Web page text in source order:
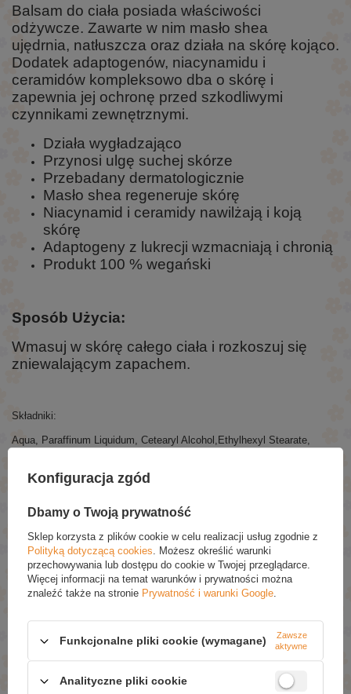
Balsam do ciała posiada właściwości
odżywcze. Zawarte w nim masło shea
ujędrnia, natłuszcza oraz działa na skórę kojąco.
Dodatek adaptogenów, niacynamidu i
ceramidów kompleksowo dba o skórę i
zapewnia jej ochronę przed szkodliwymi
czynnikami zewnętrznymi.
Działa wygładzająco
Przynosi ulgę suchej skórze
Przebadany dermatologicznie
Masło shea regeneruje skórę
Niacynamid i ceramidy nawilżają i koją
skórę
Adaptogeny z lukrecji wzmacniają i chronią
Produkt 100 % wegański
Sposób Użycia:
Wmasuj w skórę całego ciała i rozkoszuj się
zniewalającym zapachem.
Składniki:
Aqua, Paraffinum Liquidum, Cetearyl Alcohol,Ethylhexyl Stearate,
Glycerin, Butyrospermum Parkii Butter, Glyceryl Stearate, PEG-100
Extract,Glycyrrhiza Glabra Root Extract, Ceramide NP, Niacinamide,
Petrolatum, Dimethicone, Olive Glycerides, Ceteareth-20,
7,Phenoxyethanol,Ethylhexylglycerin,Parfum, Linalool, Limonene,
POLECANE
Tutti Frutti Let's Face It Oczyszczająca Maseczka z
Glinką Zieloną 3% + Detox Shot Mg 7g
Ziaja Dwufazowy Płyn do Demakijażu Oczu 120ml
Konfiguracja zgód
Dbamy o Twoją prywatność
Sklep korzysta z plików cookie w celu realizacji usług zgodnie z
Polityką dotyczącą cookies. Możesz określić warunki
przechowywania lub dostępu do cookie w Twojej przeglądarce.
Więcej informacji na temat warunków i prywatności można
znaleźć także na stronie Prywatność i warunki Google.
Funkcjonalne pliki cookie (wymagane)
Zawsze
aktywne
Analityczne pliki cookie